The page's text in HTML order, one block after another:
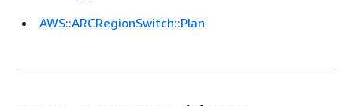
AWS::ARCRegionSwitch::Plan